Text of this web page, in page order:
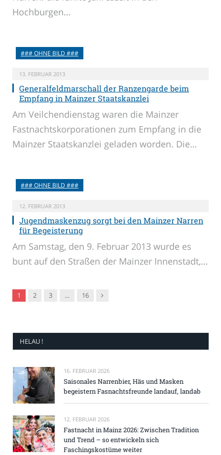
Hochburgen…
### OHNE BILD ###
13. FEBRUAR 2013
Generalfeldmarschall der Ranzengarde beim
Empfang in Mainzer Staatskanzlei
Am Veilchendienstag waren die Mainzer
Fastnachtskorporationen zum Empfang in die
Mainzer Staatskanzlei geladen worden. Die…
### OHNE BILD ###
12. FEBRUAR 2013
Jugendmaskenzug sorgt bei den Mainzer Narren
für Begeisterung
Am Samstag, den 9. Februar 2013 wurde es
bunt auf den Straßen der Mainzer Innenstadt,…
1 2 3 … 16 Nachfolger
HELAU !
16. FEBRUAR 2026
Saisonales Narrenbier, Häs und Masken
begeistern Fasnachtsfreunde landauf, landab
12. FEBRUAR 2026
Fastnacht in Mainz 2026: Zwischen Tradition
und Trend – so entwickeln sich
Faschingskostüme weiter